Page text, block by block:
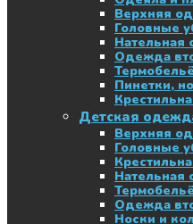
Верхняя
Головные
Нательная
Одежда
Пинетки,
Детская
Верхняя
Головные
Нательная
Одежда
Носки и